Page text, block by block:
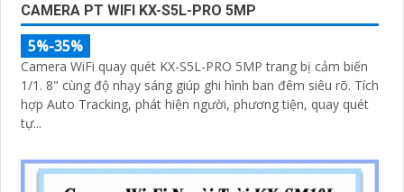
CAMERA PT WIFI KX-S5L-PRO 5MP
5%-35%
Camera WiFi quay quét KX-S5L-PRO 5MP trang bị cảm biến
1/1. 8" cùng độ nhạy sáng giúp ghi hình ban đêm siêu rõ. Tích
hợp Auto Tracking, phát hiện người, phương tiện, quay quét
tự...